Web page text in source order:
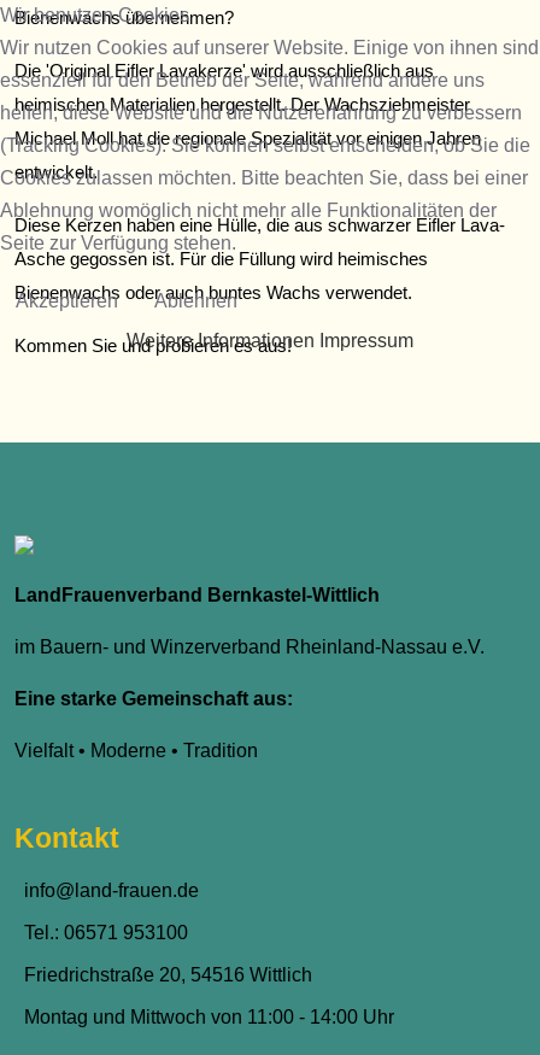
Bienenwachs übernehmen?
Die 'Original Eifler Lavakerze' wird ausschließlich aus
heimischen Materialien hergestellt. Der Wachsziehmeister
Michael Moll hat die regionale Spezialität vor einigen Jahren
entwickelt.
Diese Kerzen haben eine Hülle, die aus schwarzer Eifler Lava-
Asche gegossen ist. Für die Füllung wird heimisches
Bienenwachs oder auch buntes Wachs verwendet.
Kommen Sie und probieren es aus!
LandFrauenverband Bernkastel-Wittlich
im Bauern- und Winzerverband Rheinland-Nassau e.V.
Eine starke Gemeinschaft aus:
Vielfalt • Moderne • Tradition
Kontakt
info@land-frauen.de
Tel.: 06571 953100
Friedrichstraße 20, 54516 Wittlich
Montag und Mittwoch von 11:00 - 14:00 Uhr
Wir benutzen Cookies
Wir nutzen Cookies auf unserer Website. Einige von ihnen sind
essenziell für den Betrieb der Seite, während andere uns
helfen, diese Website und die Nutzererfahrung zu verbessern
(Tracking Cookies). Sie können selbst entscheiden, ob Sie die
Cookies zulassen möchten. Bitte beachten Sie, dass bei einer
Ablehnung womöglich nicht mehr alle Funktionalitäten der
Seite zur Verfügung stehen.
Akzeptieren
Ablehnen
Weitere Informationen Impressum